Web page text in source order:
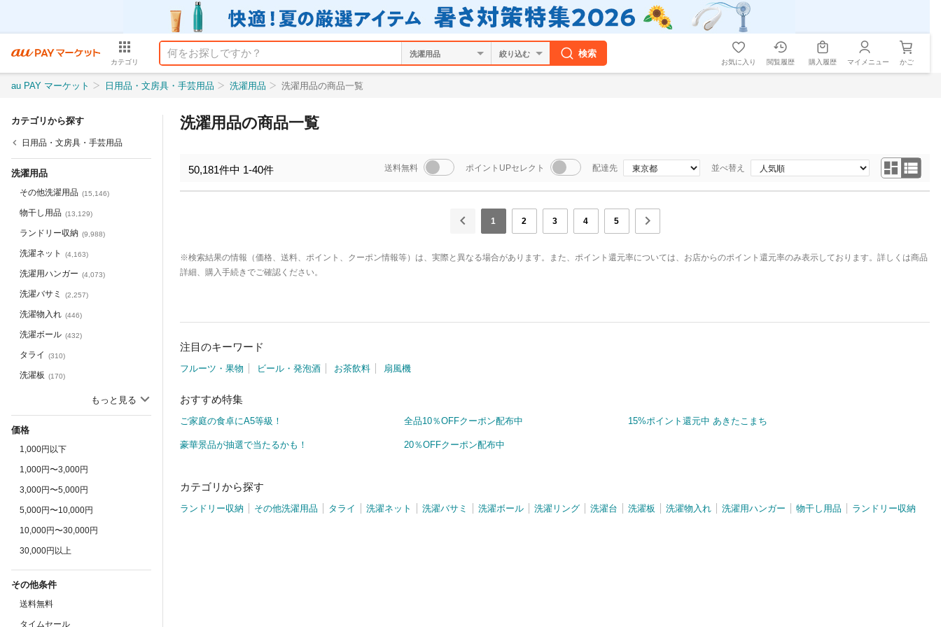
カテゴリ
絞り込む 検索
お気に入り 閲覧履歴 購入履歴 マイメニュー かご
au PAY マーケット 日用品・文房具・手芸用品 洗濯用品 洗濯用品の商品一覧
カテゴリから探す
日用品・文房具・手芸用品
洗濯用品
その他洗濯用品 (15,146)
物干し用品 (13,129)
ランドリー収納 (9,988)
洗濯ネット (4,163)
洗濯用ハンガー (4,073)
洗濯バサミ (2,257)
洗濯物入れ (446)
洗濯ボール (432)
タライ (310)
洗濯板 (170)
洗濯リング (23)
ランドリー収納
もっと見る
価格
1,000円以下
1,000円〜3,000円
3,000円〜5,000円
5,000円〜10,000円
10,000円〜30,000円
30,000円以上
その他条件
送料無料
タイムセール
洗濯用品の商品一覧
50,181件中 1-40件 送料無料 ポイントUPセレクト 配達先 並べ替え
1 2 3 4 5
※検索結果の情報（価格、送料、ポイント、クーポン情報等）は、実際と異なる場合があります。また、ポイント還元率については、お店からのポイント還元率のみ表示しております。詳しくは商品
詳細、購入手続きでご確認ください。
注目のキーワード
フルーツ・果物 ビール・発泡酒 お茶飲料 扇風機
おすすめ特集
ご家庭の食卓にA5等級！ 全品10％OFFクーポン配布中 15%ポイント還元中 あきたこまち
豪華景品が抽選で当たるかも！ 20％OFFクーポン配布中
カテゴリから探す
ランドリー収納 その他洗濯用品 タライ 洗濯ネット 洗濯バサミ 洗濯ボール 洗濯リング 洗濯台 洗濯板 洗濯物入れ 洗濯用ハンガー 物干し用品 ランドリー収納